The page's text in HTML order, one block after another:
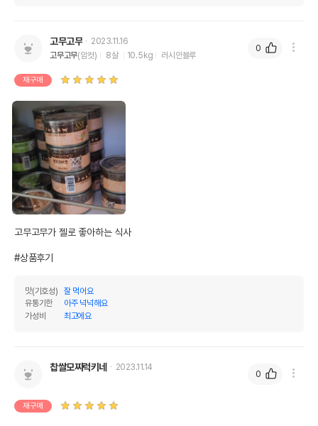
고무고무
2023.11.16
고무고무(암컷) 8살 10.5kg 러시안블루
재구매
고무고무가 젤로 좋아하는 식사
#상품후기
맛(기호성)
잘 먹어요
유통기한
아주 넉넉해요
가성비
최고에요
0
찹쌀모찌럭키네 2023.11.14
재구매
0